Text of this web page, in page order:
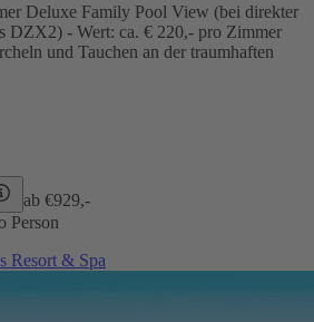
Deluxe Family Pool View (bei direkter
DZX2) - Wert: ca. € 220,- pro Zimmer
und Tauchen an der traumhaften
ab €929,-
Person
Resort & Spa